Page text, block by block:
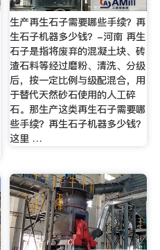
生产再生石子需要哪些手续？再
生石子机器多少钱？-河南 再生
石子是指将废弃的混凝土块、砖
渣石料等经过磨粉、清洗、分级
后，按一定比例与级配混合，用
于替代天然砂石使用的人工碎
石。那生产这类再生石子需要哪
些手续？再生石子机器多少钱？
这里 …